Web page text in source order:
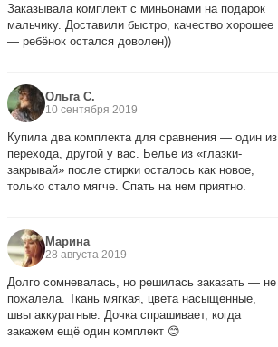
Заказывала комплект с миньонами на подарок
мальчику. Доставили быстро, качество хорошее
— ребёнок остался доволен))
Ольга С.
10 сентября 2019
Купила два комплекта для сравнения — один из
перехода, другой у вас. Белье из «глазки-
закрывай» после стирки осталось как новое,
только стало мягче. Спать на нем приятно.
Марина
28 августа 2019
Долго сомневалась, но решилась заказать — не
пожалела. Ткань мягкая, цвета насыщенные,
швы аккуратные. Дочка спрашивает, когда
закажем ещё один комплект 😊